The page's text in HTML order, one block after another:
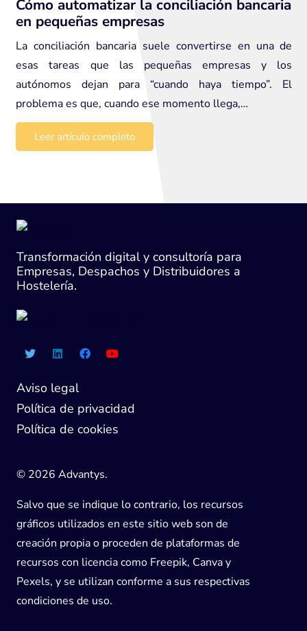
Cómo automatizar la conciliación bancaria
en pequeñas empresas
La conciliación bancaria suele convertirse en una de
esas tareas que las pequeñas empresas y los
autónomos dejan para “cuando haya tiempo”. El
problema es que, cuando ese momento llega,…
Leer artículo completo
Transformación digital y consultoría para
Empresas, Despachos y Distribuidores a
Hostelería.
Aviso legal
Política de privacidad
Política de cookies
© 2026 Advantys.
Salvo que se indique lo contrario, los recursos
gráficos utilizados en este sitio web son de
creación propia o proceden de plataformas de
recursos con licencia como Freepik, Canva y
Pexels, y se utilizan conforme a sus respectivas
condiciones de uso.